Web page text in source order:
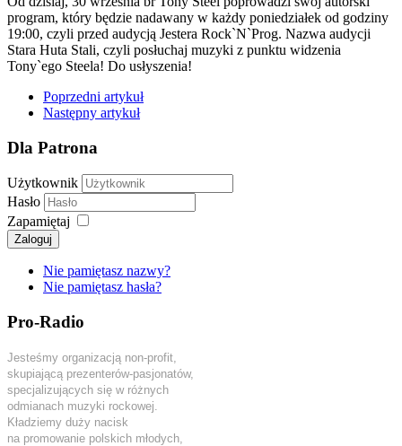
program, który będzie nadawany w każdy poniedziałek od godziny
19:00, czyli przed audycją Jestera Rock`N`Prog. Nazwa audycji
Stara Huta Stali, czyli posłuchaj muzyki z punktu widzenia
Tony`ego Steela! Do usłyszenia!
Poprzedni artykuł
Następny artykuł
Dla Patrona
Użytkownik
Hasło
Zapamiętaj
Zaloguj
Nie pamiętasz nazwy?
Nie pamiętasz hasła?
Pro-Radio
Jesteśmy organizacją non-profit,
skupiającą prezenterów-pasjonatów,
specjalizujących się w różnych
odmianach muzyki rockowej.
Kładziemy duży nacisk
na promowanie polskich młodych,